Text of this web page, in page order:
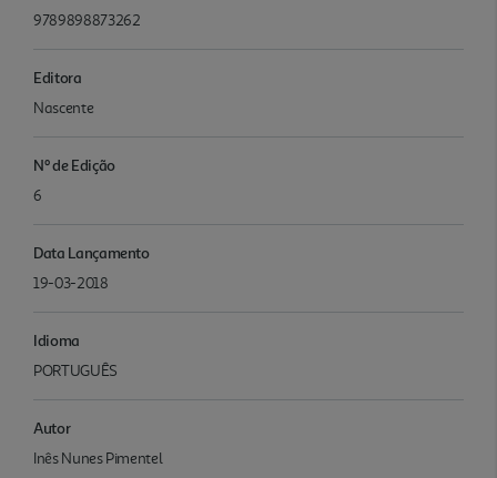
9789898873262
Editora
Nascente
Nº de Edição
6
Data Lançamento
19-03-2018
Idioma
PORTUGUÊS
Autor
Inês Nunes Pimentel